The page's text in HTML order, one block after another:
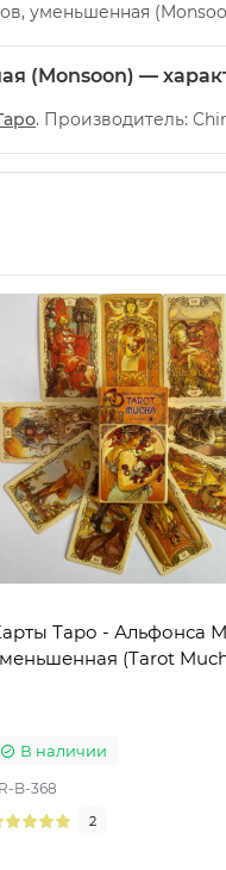
уменьшенная
(Monsoon) —
. Производитель:
Таро - Альфонса
(Tarot
В наличии
B-368
2